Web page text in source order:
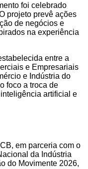
foi celebrado
projeto prevê ações
de negócios e
na experiência
entre a
e Empresariais
e Indústria do
foco a troca de
artificial e
em parceria com o
da Indústria
do Movimente 2026,